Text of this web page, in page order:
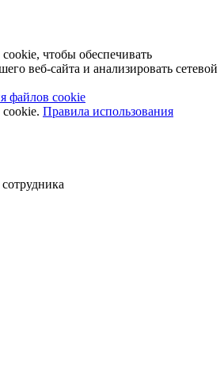
чтобы обеспечивать
веб-сайта и анализировать сетевой
файлов cookie
Правила использования